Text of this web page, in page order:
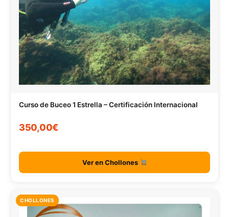
Curso de Buceo 1 Estrella – Certificación Internacional
350,00€
Ver en Chollones
CHOLLONES